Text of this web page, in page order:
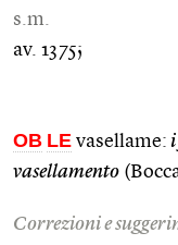
s.m.
av. 1375;
OB LE vasellame: i
vasellamento
Correzioni e